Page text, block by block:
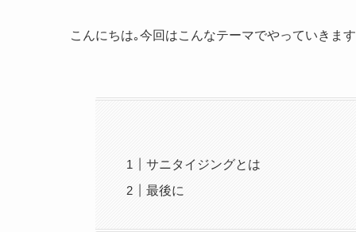
こんにちは｡今回はこんなテーマでやっていきま
サニタイジングとは
最後に